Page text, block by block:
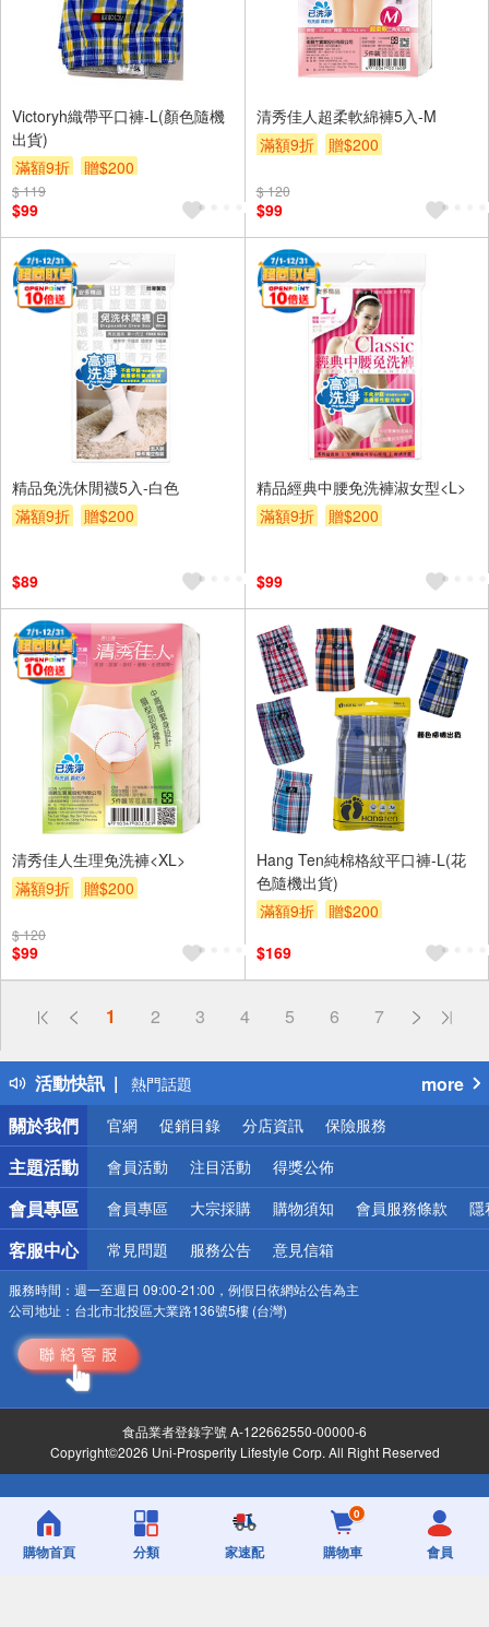
Victoryh織帶平口褲-L(顏色隨機
出貨)
滿額9折
贈$200
$ 119
$99
清秀佳人超柔軟綿褲5入-M
滿額9折
贈$200
$ 120
$99
精品免洗休閒襪5入-白色
滿額9折
贈$200
$89
精品經典中腰免洗褲淑女型<L>
滿額9折
贈$200
$99
清秀佳人生理免洗褲<XL>
滿額9折
贈$200
$ 120
$99
Hang Ten純棉格紋平口褲-L(花
色隨機出貨)
滿額9折
贈$200
$169
1 2 3 4 5 6 7
活動快訊
偏遠地區配送
得獎公告
熱門話題
銀行優惠
偏遠地區配送
詐騙網頁！請小心！
more
關於我們
官網 促銷目錄 分店資訊 保險服務
主題活動 會員活動 注目活動 得獎公佈
會員專區 會員專區 大宗採購 購物須知 會員服務條款 隱
客服中心 常見問題 服務公告 意見信箱
服務時間： 週一至週日 09:00-21:00，例假日依網站公告為主
公司地址： 台北市北投區大業路136號5樓 (台灣)
食品業者登錄字號 A-122662550-00000-6
Copyright©2026 Uni-Prosperity Lifestyle Corp. All Right Reserved
購物首頁 分類 家速配
0
購物車 會員